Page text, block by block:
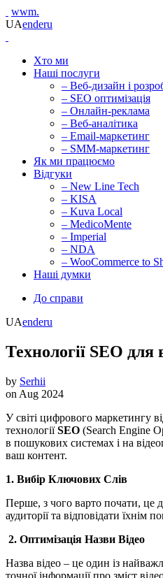
wwm.
UAenderu
Хто ми
Наші послуги
– Веб-дизайн і
– SEO оптимізація
– Онлайн-реклама
– Веб-аналітика
– Email-маркетинг
– SMM-маркетинг
Як ми працюємо
Відгуки
– New Line Tech
– KISA
– Kuva Local
– MedicoMente
– Imperial
– NDA
– WooCommerce to
Наші думки
До справи
UAenderu
Технології SEO
by Serhii
on Aug 2024
У світі цифрового маркетингу
технологіїSEO (Search Engine
в пошукових системах і на
ваш контент.
1. Вибір Ключових Слів
Перше, з чого варто почати, це
аудиторії та відповідати
2. Оптимізація Назви Відео
Назва відео – це один із
точної інформації про зміст